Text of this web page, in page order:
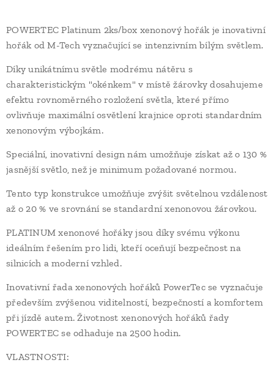
POWERTEC Platinum 2ks/box xenonový hořák je inovativní
hořák od M-Tech vyznačující se intenzivním bílým světlem.
Díky unikátnímu světle modrému nátěru s
charakteristickým "okénkem" v místě žárovky dosahujeme
efektu rovnoměrného rozložení světla, které přímo
ovlivňuje maximální osvětlení krajnice oproti standardním
xenonovým výbojkám.
Speciální, inovativní design nám umožňuje získat až o 130 %
jasnější světlo, než je minimum požadované normou.
Tento typ konstrukce umožňuje zvýšit světelnou vzdálenost
až o 20 % ve srovnání se standardní xenonovou žárovkou.
PLATINUM xenonové hořáky jsou díky svému výkonu
ideálním řešením pro lidi, kteří oceňují bezpečnost na
silnicích a moderní vzhled.
Inovativní řada xenonových hořáků PowerTec se vyznačuje
především zvýšenou viditelností, bezpečností a komfortem
při jízdě autem. Životnost xenonových hořáků řady
POWERTEC se odhaduje na 2500 hodin.
VLASTNOSTI: